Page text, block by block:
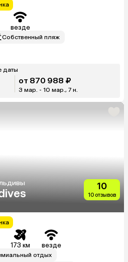
везде
Собственный пляж
даты
от 870 988 ₽
3 мар. - 10 мар., 7 н.
10
10 отзывов
173 км везде
отдых